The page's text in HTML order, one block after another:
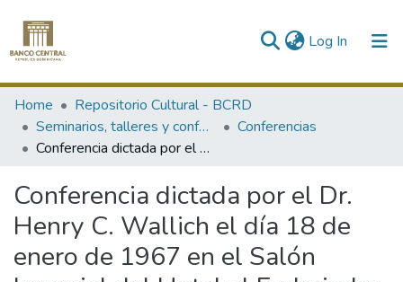
Log In (current)
Communities & Collections
All of DSpace
Home
Repositorio Cultural - BCRD
Seminarios, talleres y conferencias
Conferencias
Conferencia dictada por el Dr. Henry C. Wallich el día 18 de enero de 1967 en el Salón Imperial del Hotel el Embajador
Conferencia dictada por el Dr.
Henry C. Wallich el día 18 de
enero de 1967 en el Salón